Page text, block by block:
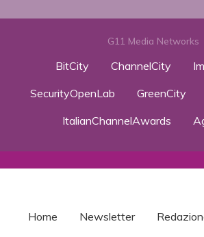
G11 Media Networks
BitCity ChannelCity
SecurityOpenLab
GreenCity
ItalianChannelAwards
Home Newsletter